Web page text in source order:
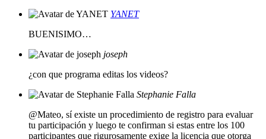
YANET
BUENISIMO…
joseph
¿con que programa editas los videos?
Stephanie Falla
@Mateo, sí existe un procedimiento de registro para evaluar
tu participación y luego te confirman si estas entre los 100
participantes que rigurosamente exige la licencia que otorga